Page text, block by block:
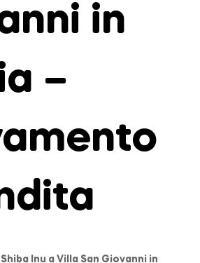
in
–
Inu a Villa San Giovanni in